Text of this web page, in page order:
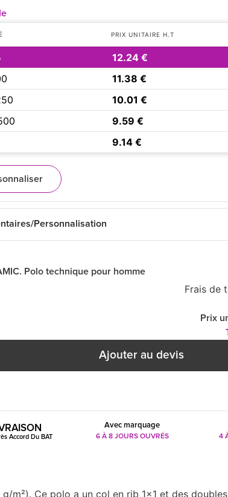
PRIX UNITAIRE H.T
12.24 €
11.38 €
10.01 €
9.59 €
9.14 €
Personnalisation
Polo technique pour homme
Frais de
Prix
Ajouter au devis
Accord Du BAT
Avec marquage
6 À 8 JOURS OUVRÉS 4
m²). Ce polo a un col en rib 1x1 et des